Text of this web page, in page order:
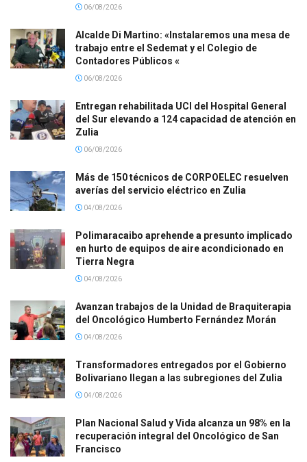
06/08/2026
Alcalde Di Martino: «Instalaremos una mesa de
trabajo entre el Sedemat y el Colegio de
Contadores Públicos «
06/08/2026
Entregan rehabilitada UCI del Hospital General
del Sur elevando a 124 capacidad de atención en
Zulia
06/08/2026
Más de 150 técnicos de CORPOELEC resuelven
averías del servicio eléctrico en Zulia
04/08/2026
Polimaracaibo aprehende a presunto implicado
en hurto de equipos de aire acondicionado en
Tierra Negra
04/08/2026
Avanzan trabajos de la Unidad de Braquiterapia
del Oncológico Humberto Fernández Morán
04/08/2026
Transformadores entregados por el Gobierno
Bolivariano llegan a las subregiones del Zulia
04/08/2026
Plan Nacional Salud y Vida alcanza un 98% en la
recuperación integral del Oncológico de San
Francisco